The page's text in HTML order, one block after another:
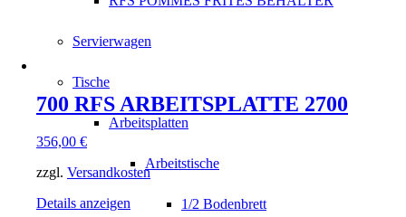
Servierwagen
Tische
Arbeitsplatten
Arbeitstische
1/2 Bodenbrett
700 RFS ARBEITSPLATTE 2700
356,00 €
zzgl. Versandkosten
Details anzeigen